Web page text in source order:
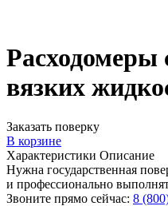
Расходомеры
вязких
Заказать поверку
В корзине
Характеристики Описание
Нужна государственная
и профессионально
Звоните прямо сейчас: 8